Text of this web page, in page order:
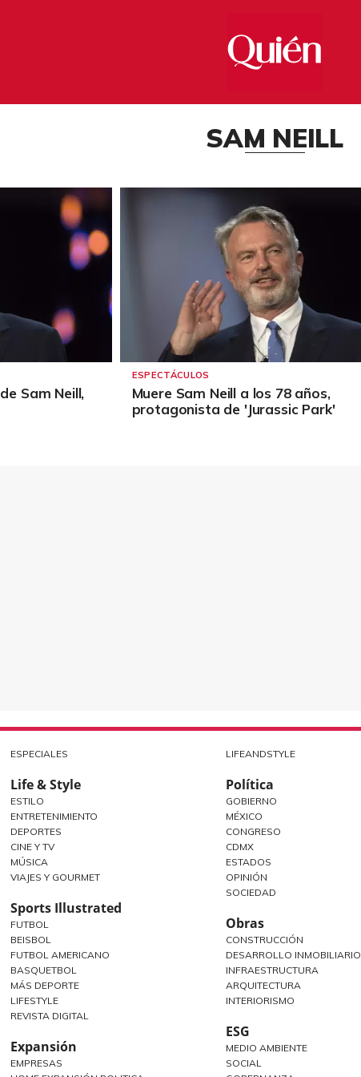
SAM NEILL
Sam Neill,
ESPECTÁCULOS
Muere Sam Neill a los 78 años,
protagonista de 'Jurassic Park'
ESPECIALES
Life & Style
ESTILO
ENTRETENIMIENTO
DEPORTES
CINE Y TV
MÚSICA
VIAJES Y GOURMET
Sports Illustrated
FUTBOL
BEISBOL
FUTBOL AMERICANO
BASQUETBOL
MÁS DEPORTE
LIFESTYLE
REVISTA DIGITAL
Expansión
EMPRESAS
LIFEANDSTYLE
Política
GOBIERNO
MÉXICO
CONGRESO
CDMX
ESTADOS
OPINIÓN
SOCIEDAD
Obras
CONSTRUCCIÓN
DESARROLLO INMOBILIARIO
INFRAESTRUCTURA
ARQUITECTURA
INTERIORISMO
ESG
MEDIO AMBIENTE
SOCIAL